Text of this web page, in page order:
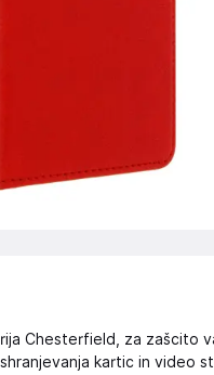
Chesterfield, za zašcito
kartic in video